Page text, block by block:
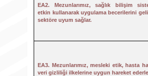
EA2. Mezunlarımız, sağlık bilişim
etkin kullanarak uygulama becerilerini
sektöre uyum sağlar.
EA3. Mezunlarımız, mesleki etik, hasta
veri gizliliği ilkelerine uygun hareket